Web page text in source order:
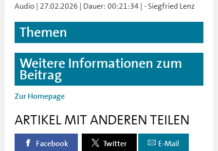
Audio | 27.02.2026 | Dauer: 00:21:34 | - Siegfried Lenz
Themen
Weitere Informationen zum
Beitrag
Zur Homepage
ARTIKEL MIT ANDEREN TEILEN
Facebook Twitter E-Mail